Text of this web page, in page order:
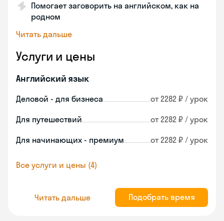
Помогает заговорить на английском, как на
родном
Читать дальше
Услуги и цены
Английский язык
Деловой - для бизнеса от 2282 ₽ / урок
Для путешествий от 2282 ₽ / урок
Для начинающих - премиум от 2282 ₽ / урок
Все услуги и цены (4)
Читать дальше Подобрать время